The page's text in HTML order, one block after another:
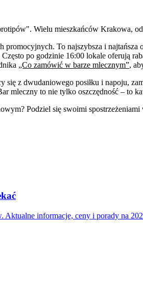
Wielu mieszkańców Krakowa,
promocyjnych. To najszybsza i najtańsza
po godzinie 16:00 lokale oferują
„Co zamówić w barze mlecznym”,
z dwudaniowego posiłku i napoju,
mleczny to nie tylko oszczędność – to
Podziel się swoimi spostrzeżeniami
informacje, ceny i porady na